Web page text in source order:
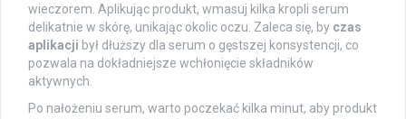
wieczorem. Aplikując produkt, wmasuj kilka kropli serum
delikatnie w skórę, unikając okolic oczu. Zaleca się, by czas
aplikacji był dłuższy dla serum o gęstszej konsystencji, co
pozwala na dokładniejsze wchłonięcie składników
aktywnych.
Po nałożeniu serum, warto poczekać kilka minut, aby produkt